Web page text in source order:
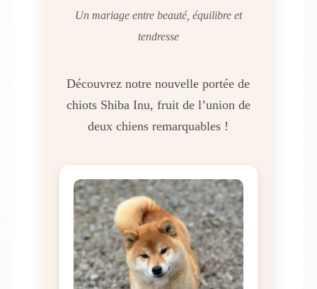
Un mariage entre beauté, équilibre et
tendresse
Découvrez notre nouvelle portée de
chiots Shiba Inu, fruit de l’union de
deux chiens remarquables !